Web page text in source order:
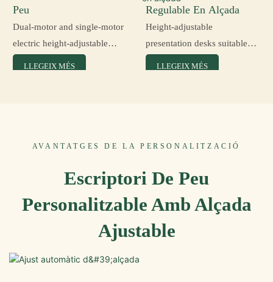
Peu
Dual-motor and single-motor
electric height-adjustable
desks for an ergonomic office
LLEGEIX MÉS
Regulable En Alçada
Height-adjustable
presentation desks suitable
for conference rooms, lecture
LLEGEIX MÉS
AVANTATGES DE LA PERSONALITZACIÓ
Escriptori De Peu
Personalitzable Amb Alçada
Ajustable